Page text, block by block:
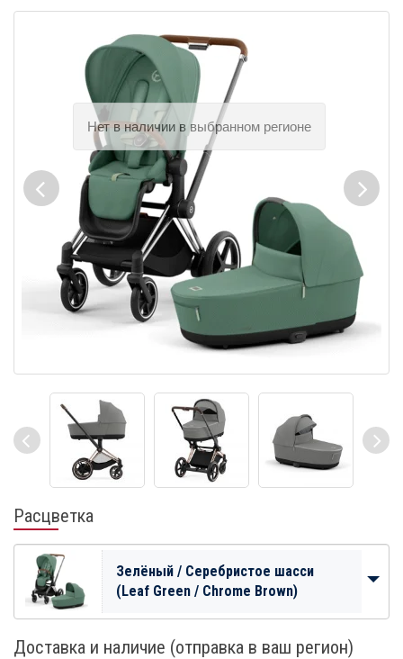
Расцветка
Зелёный / Серебристое шасси
(Leaf Green / Chrome Brown)
Доставка и наличие (отправка в ваш регион)